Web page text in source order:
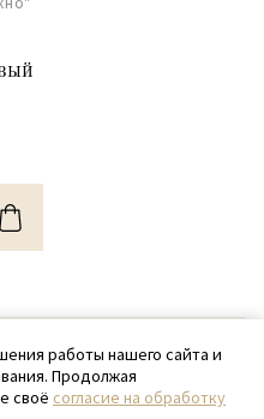
SamPack
97-87
работы нашего сайта и
Продолжая
своё согласие на обработку